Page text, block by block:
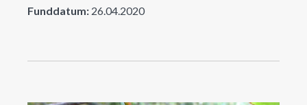
Funddatum: 26.04.2020